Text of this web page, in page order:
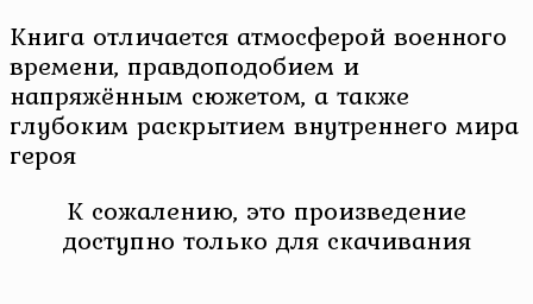
Книга отличается атмосферой военного
времени, правдоподобием и
напряжённым сюжетом, а также
глубоким раскрытием внутреннего мира
героя
К сожалению, это произведение
доступно только для скачивания